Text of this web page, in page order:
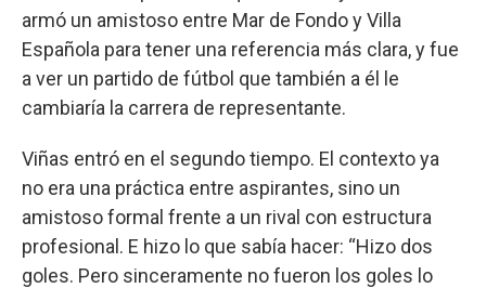
armó un amistoso entre Mar de Fondo y Villa
Española para tener una referencia más clara, y fue
a ver un partido de fútbol que también a él le
cambiaría la carrera de representante.
Viñas entró en el segundo tiempo. El contexto ya
no era una práctica entre aspirantes, sino un
amistoso formal frente a un rival con estructura
profesional. E hizo lo que sabía hacer: “Hizo dos
goles. Pero sinceramente no fueron los goles lo